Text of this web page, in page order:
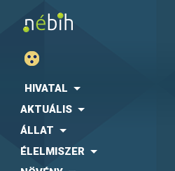
HIVATAL
AKTUÁLIS
ÁLLAT
ÉLELMISZER